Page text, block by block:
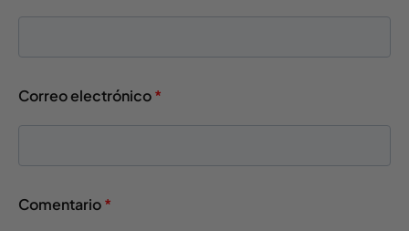
Correo electrónico*
Comentario*